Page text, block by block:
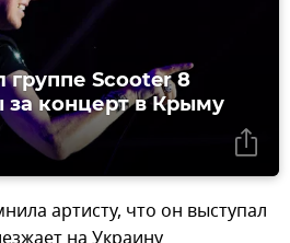
группе Scooter 8
концерт в Крыму
артисту, что он выступал